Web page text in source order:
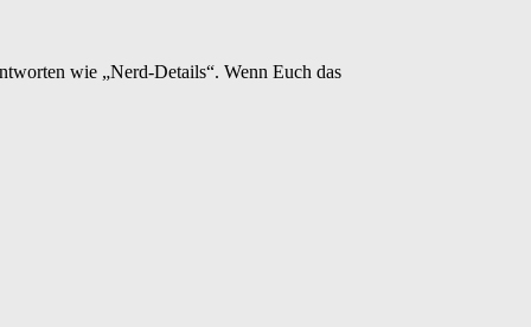
wie „Nerd-Details“. Wenn Euch das